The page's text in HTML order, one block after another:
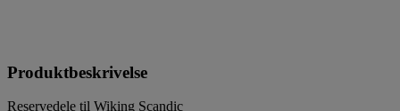
Produktbeskrivelse
Reservedele til Wiking Scandic